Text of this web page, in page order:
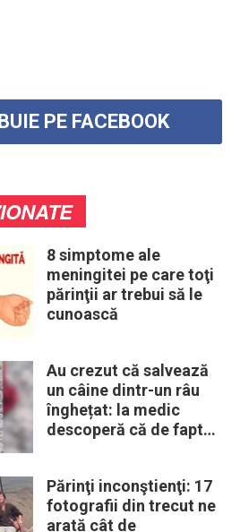
PE FACEBOOK
8 simptome ale
meningitei pe care toţi
părinţii ar trebui să le
cunoască
Au crezut că salvează
un câine dintr-un râu
înghețat: la medic
descoperă că de fapt
Părinţi inconştienţi: 17
fotografii din trecut ne
arată cât de